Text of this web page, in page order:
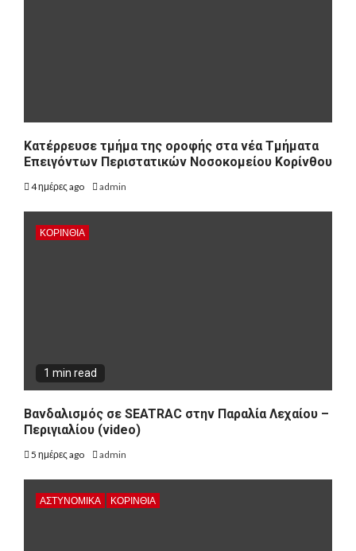
Kατέρρευσε τμήμα της οροφής στα νέα Τμήματα
Επειγόντων Περιστατικών Νοσοκομείου Κορίνθου
4 ημέρες ago admin
ΚΟΡΙΝΘΊΑ
1 min read
Βανδαλισμός σε SEATRAC στην Παραλία Λεχαίου –
Περιγιαλίου (video)
5 ημέρες ago admin
ΑΣΤΥΝΟΜΙΚΑ ΚΟΡΙΝΘΊΑ